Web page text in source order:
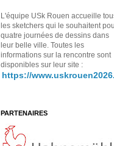
L'équipe USk Rouen accueille
les sketchers qui le souhaitent
quatre journées de dessins dans
leur belle ville. Toutes les
informations sur la rencontre sont
disponibles sur leur site :
https://
PARTENAIRES